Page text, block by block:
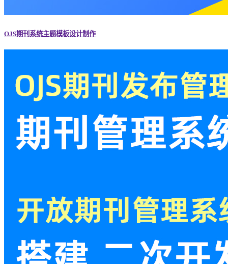
OJS期刊系统主题模板设计制作